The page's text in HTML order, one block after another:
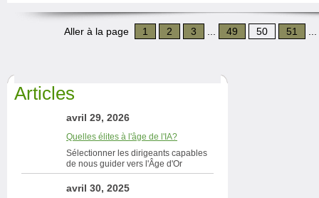
Aller à la page 1 2 3 49 50 51
Articles
avril 29, 2026
Quelles élites à l'âge de l'IA?
Sélectionner les dirigeants capables
de nous guider vers l'Âge d'Or
avril 30, 2025